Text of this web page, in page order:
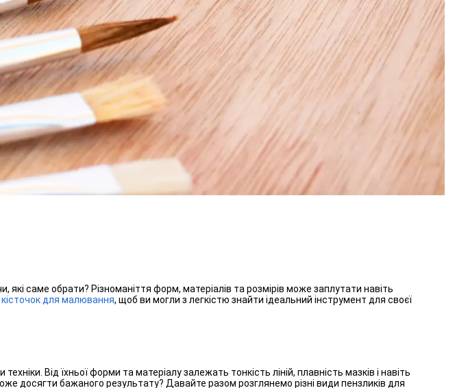
саме обрати? Різноманіття форм, матеріалів та розмірів може заплутати навіть
кісточок для малювання, щоб ви могли з легкістю знайти ідеальний інструмент для своєї
Від їхньої форми та матеріалу залежать тонкість ліній, плавність мазків і навіть
досягти бажаного результату? Давайте разом розглянемо різні види пензликів для